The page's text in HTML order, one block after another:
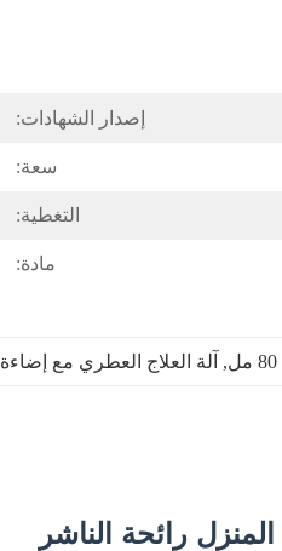
إصدار الشهادات:
سعة:
التغطية:
مادة:
, آلة العلاج العطري مع إضاءة 7 ألوان